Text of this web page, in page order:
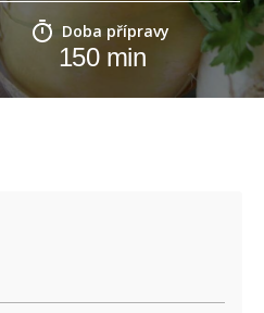
Doba přípravy
150min